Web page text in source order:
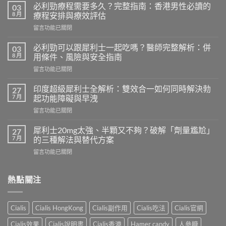
03
8 月
必利勁療程需要多久？完整指南：香港男性必讀的
療程安排與療效評估
在
利
勁
療
程
要
多
久？
完
指
南：
港
必
療
程
安
留言功能已關閉
03
8 月
必利勁可以跟犀利士一起吃嗎？醫師完整解析：併
用條件、風險與安全指南
在
利
勁
可
以
犀
利
士
一
嗎？
完
整
解
留言功能已關閉
27
7 月
印度超級犀利士全解析：雙效合一如何同時解決勃
起功能障礙與早洩
在
度
超
級
犀
全
雙
效
合
留言功能已關閉
27
7 月
犀利士20mg太強、半顆又不夠？破解「劑量尷尬」
的三種解法與替代方案
在
士
20mg
強、
半
顆
留言功能已關閉
熱點關注
Cialis Cialis HongKong Cialis副作用 Cialis吃法
Cialis官網
Cialis效果
Cialis說明書 Cialis香港 Hamer candy 人參糖